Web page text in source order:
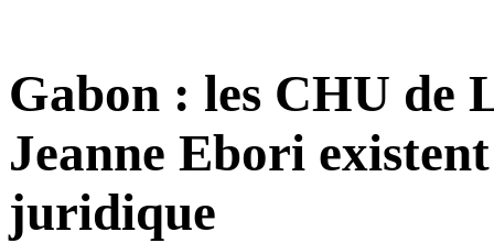
Gabon : les CHU de
Jeanne Ebori
juridique